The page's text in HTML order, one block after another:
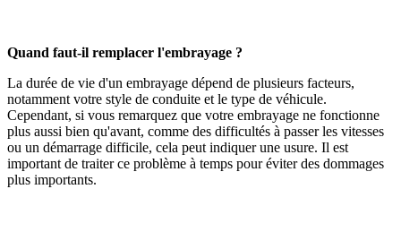
Quand faut-il remplacer l'embrayage ?
La durée de vie d'un embrayage dépend de plusieurs facteurs,
notamment votre style de conduite et le type de véhicule.
Cependant, si vous remarquez que votre embrayage ne fonctionne
plus aussi bien qu'avant, comme des difficultés à passer les vitesses
ou un démarrage difficile, cela peut indiquer une usure. Il est
important de traiter ce problème à temps pour éviter des dommages
plus importants.